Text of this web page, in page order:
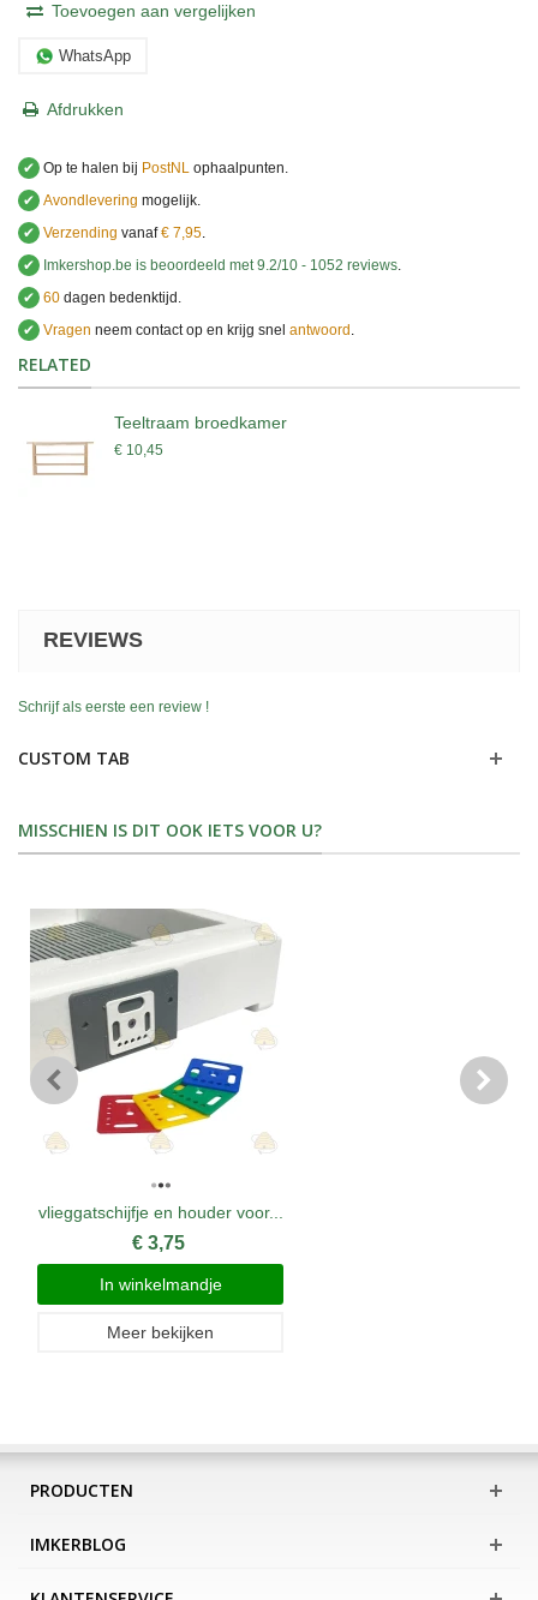
Toevoegen aan vergelijken
WhatsApp
Afdrukken
✔ Op te halen bij PostNL ophaalpunten.
✔ Avondlevering mogelijk.
✔ Verzending vanaf€ 7,95.
✔
Imkershop.be is beoordeeld met9.2/10 - 1052 reviews.
✔ 60 dagen bedenktijd.
✔ Vragen neem contact op en krijg snel antwoord .
RELATED
Teeltraam broedkamer
€ 10,45
REVIEWS
Schrijf als eerste een review !
CUSTOM TAB
MISSCHIEN IS DIT OOK IETS VOOR U?
vlieggatschijfje en houder voor...
€ 3,75
In winkelmandje
Meer bekijken
PRODUCTEN
IMKERBLOG